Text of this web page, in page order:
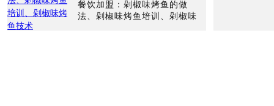
餐饮加盟：剁椒味烤鱼的做
法、剁椒味烤鱼培训、剁椒味